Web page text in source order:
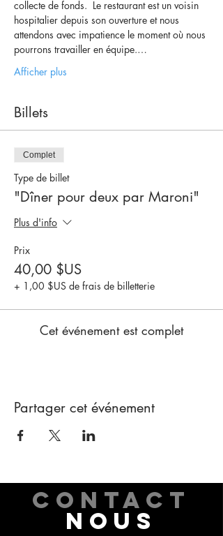
collecte de fonds.  Le restaurant est un voisin
hospitalier depuis son ouverture et nous
attendons avec impatience le moment où nous
pourrons travailler en équipe.…
Afficher plus
Billets
Complet
Type de billet
"Dîner pour deux par Maroni"
Plus d'info
Prix
40,00 $US
+ 1,00 $US de frais de billetterie
Cet événement est complet
Partager cet événement
CONTACT
NOUS